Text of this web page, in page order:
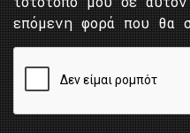
επόμενη φορά που θα